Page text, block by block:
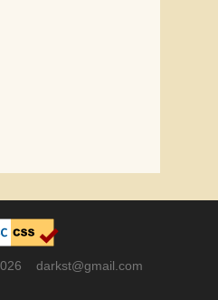
darkst@gmail.com